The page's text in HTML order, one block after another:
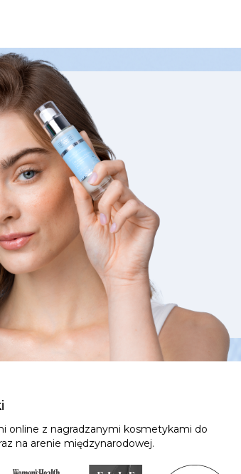
online z nagradzanymi kosmetykami do
na arenie międzynarodowej.